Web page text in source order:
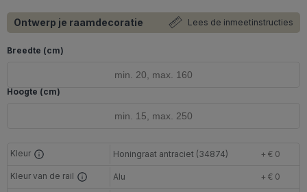
Ontwerp je raamdecoratie Lees de inmeetinstructies
Breedte (cm)
Hoogte (cm)
Kleur Honingraat antraciet (34874) + € 0
Kleur van de rail Alu + € 0